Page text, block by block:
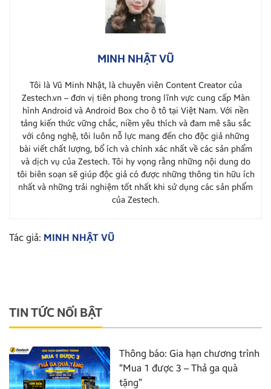
MINH NHẬT VŨ
Tôi là Vũ Minh Nhật, là chuyên viên Content Creator của
Zestech.vn – đơn vị tiên phong trong lĩnh vực cung cấp Màn
hình Android và Android Box cho ô tô tại Việt Nam. Với nền
tảng kiến thức vững chắc, niềm yêu thích và đam mê sâu sắc
với công nghệ, tôi luôn nỗ lực mang đến cho độc giả những
bài viết chất lượng, bổ ích và chính xác nhất về các sản phẩm
và dịch vụ của Zestech. Tôi hy vọng rằng những nội dung do
tôi biên soạn sẽ giúp độc giả có được những thông tin hữu ích
nhất và những trải nghiệm tốt nhất khi sử dụng các sản phẩm
của Zestech.
Tác giả: MINH NHẬT VŨ
TIN TỨC NỔI BẬT
Thông báo: Gia hạn chương trình
“Mua 1 được 3 – Thả ga quà
tặng”